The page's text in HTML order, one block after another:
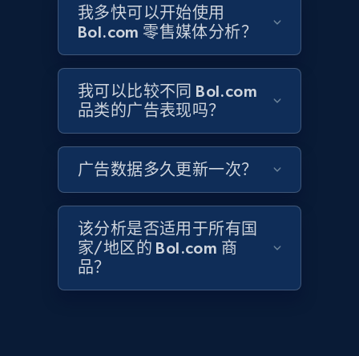
Rating, Reviews count, Initial price, Discount,
and more.
1.3K+ 176+ 立即开始
Target - Discover products by category url
URL, Product id, Title, Product description,
Rating, Reviews count, Initial price, Discount,
and more.
1.3K+ 176+ 立即开始
我多快可以开始使用
Bol.com 零售媒体分析？
我可以比较不同 Bol.com
品类的广告表现吗？
广告数据多久更新一次？
该分析是否适用于所有国
家/地区的 Bol.com 商
品？